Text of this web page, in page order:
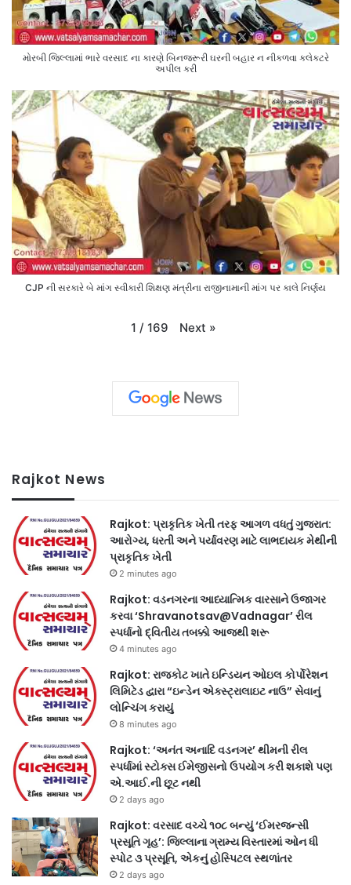
મોરબી જિલ્લામાં ભારે વરસાદ ના કારણે બિનજરૂરી ઘરની બહાર ન નીકળવા કલેક્ટરે
અપીલ કરી
CJP ની સરકારે બે માંગ સ્વીકારી શિક્ષણ મંત્રીના રાજીનામાની માંગ પર કાલે નિર્ણય
1 / 169 Next »
Rajkot News
Rajkot: પ્રાકૃતિક ખેતી તરફ આગળ વધતું ગુજરાત:
આરોગ્ય, ધરતી અને પર્યાવરણ માટે લાભદાયક મેથીની
પ્રાકૃતિક ખેતી
2 minutes ago
Rajkot: વડનગરના આધ્યાત્મિક વારસાને ઉજાગર
કરવા ‘Shravanotsav@Vadnagar’ રીલ
સ્પર્ધાનો દ્વિતીય તબક્કો આજથી શરૂ
4 minutes ago
Rajkot: રાજકોટ ખાતે ઇન્ડિયન ઓઇલ કોર્પોરેશન
લિમિટેડ દ્વારા “ઇન્ડેન એક્સ્ટ્રાલાઇટ નાઉ” સેવાનું
લોન્ચિંગ કરાયું
8 minutes ago
Rajkot: ‘અનંત અનાદિ વડનગર’ થીમની રીલ
સ્પર્ધામાં સ્ટોક્સ ઈમેજીસનો ઉપયોગ કરી શકાશે પણ
એ.આઈ.ની છૂટ નથી
2 days ago
Rajkot: વરસાદ વચ્ચે ૧૦૮ બન્યું ‘ઈમરજન્સી
પ્રસૂતિ ગૃહ’: જિલ્લાના ગ્રામ્ય વિસ્તારમાં ઓન ધી
સ્પોટ ૩ પ્રસૂતિ, એકનું હોસ્પિટલ સ્થળાંતર
2 days ago